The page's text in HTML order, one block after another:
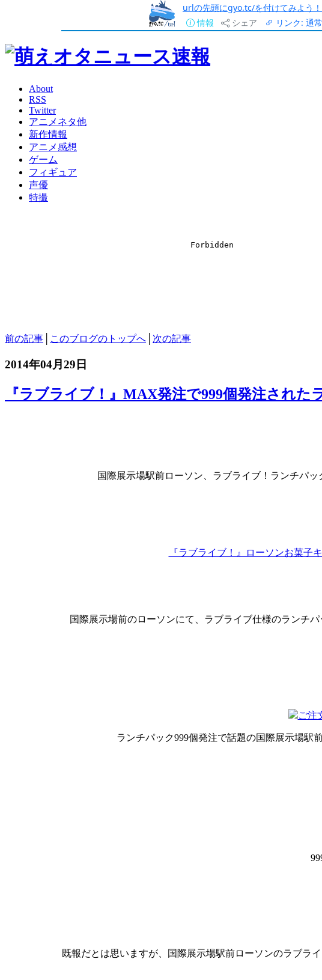
urlの先頭にgyo.tc/を付けてみよう！
情報
シェア リンク: 通常